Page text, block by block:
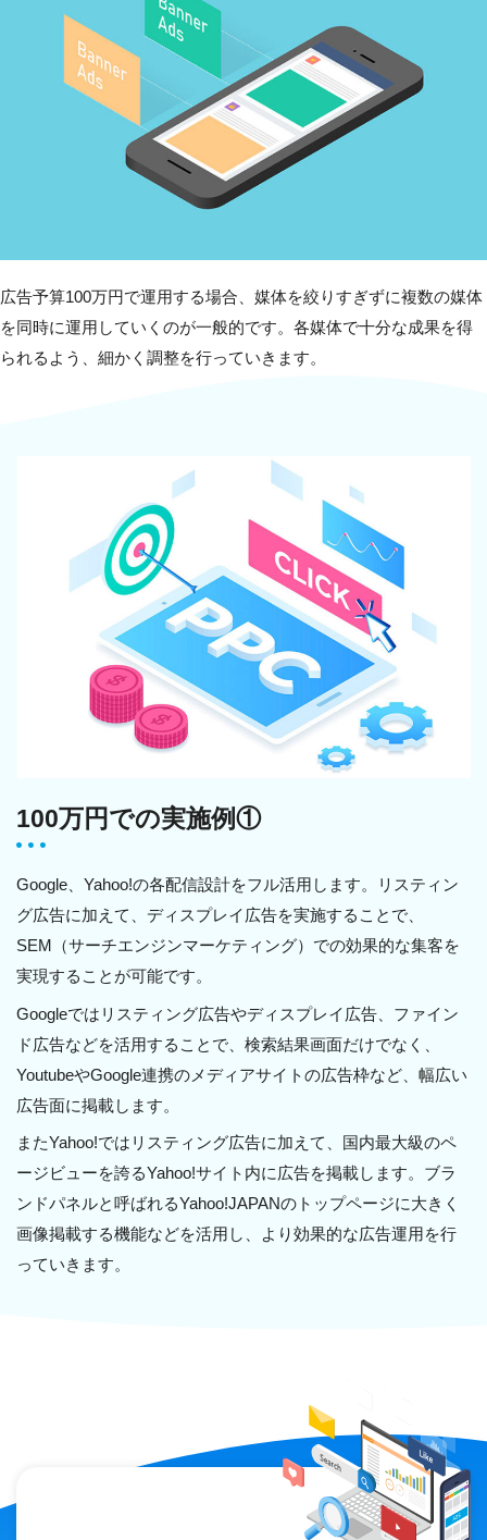
広告予算100万円で運用する場合、媒体を絞りすぎずに複数の媒体
を同時に運用していくのが一般的です。各媒体で十分な成果を得
られるよう、細かく調整を行っていきます。
100万円での実施例①
Google、Yahoo!の各配信設計をフル活用します。リスティン
グ広告に加えて、ディスプレイ広告を実施することで、
SEM（サーチエンジンマーケティング）での効果的な集客を
実現することが可能です。
Googleではリスティング広告やディスプレイ広告、ファイン
ド広告などを活用することで、検索結果画面だけでなく、
YoutubeやGoogle連携のメディアサイトの広告枠など、幅広い
広告面に掲載します。
またYahoo!ではリスティング広告に加えて、国内最大級のペ
ージビューを誇るYahoo!サイト内に広告を掲載します。ブラ
ンドパネルと呼ばれるYahoo!JAPANのトップページに大きく
画像掲載する機能などを活用し、より効果的な広告運用を行
っていきます。